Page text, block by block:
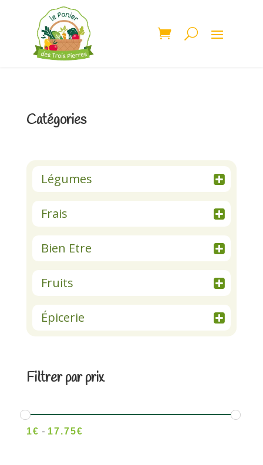
Catégories
Légumes
Frais
Bien Etre
Fruits
Épicerie
Filtrer par prix
1€ - 17.75€